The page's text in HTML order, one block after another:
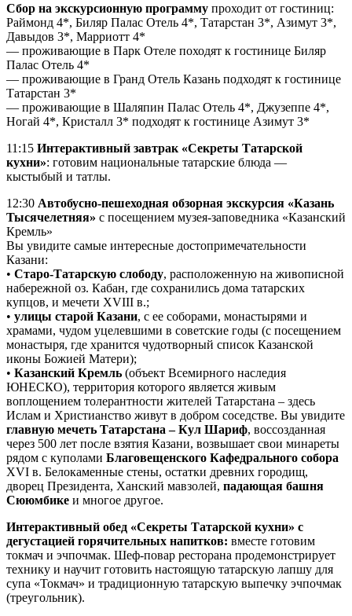
Сбор на экскурсионную программу проходит от гостиниц:
Раймонд 4*, Биляр Палас Отель 4*, Татарстан 3*, Азимут 3*,
Давыдов 3*, Марриотт 4*
— проживающие в Парк Отеле походят к гостинице Биляр
Палас Отель 4*
— проживающие в Гранд Отель Казань подходят к гостинице
Татарстан 3*
— проживающие в Шаляпин Палас Отель 4*, Джузеппе 4*,
Ногай 4*, Кристалл 3* подходят к гостинице Азимут 3*
11:15 Интерактивный завтрак «Секреты Татарской
кухни»: готовим национальные татарские блюда —
кыстыбый и татлы.
12:30 Автобусно-пешеходная обзорная экскурсия «Казань
Тысячелетняя» с посещением музея-заповедника «Казанский
Кремль»
Вы увидите самые интересные достопримечательности
Казани:
• Старо-Татарскую слободу, расположенную на живописной
набережной оз. Кабан, где сохранились дома татарских
купцов, и мечети XVIII в.;
• улицы старой Казани, с ее соборами, монастырями и
храмами, чудом уцелевшими в советские годы (с посещением
монастыря, где хранится чудотворный список Казанской
иконы Божией Матери);
• Казанский Кремль (объект Всемирного наследия
ЮНЕСКО), территория которого является живым
воплощением толерантности жителей Татарстана – здесь
Ислам и Христианство живут в добром соседстве. Вы увидите
главную мечеть Татарстана – Кул Шариф, воссозданная
через 500 лет после взятия Казани, возвышает свои минареты
рядом с куполами Благовещенского Кафедрального собора
XVI в. Белокаменные стены, остатки древних городищ,
дворец Президента, Ханский мавзолей, падающая башня
Сююмбике и многое другое.
Интерактивный обед «Секреты Татарской кухни» с
дегустацией горячительных напитков: вместе готовим
токмач и эчпочмак. Шеф-повар ресторана продемонстрирует
технику и научит готовить настоящую татарскую лапшу для
супа «Токмач» и традиционную татарскую выпечку эчпочмак
(треугольник).